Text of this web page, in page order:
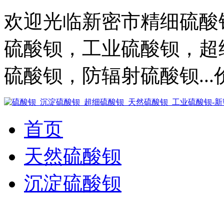
欢迎光临新密市精细硫
硫酸钡，工业硫酸钡，
硫酸钡，防辐射硫酸钡...
首页
天然硫酸钡
沉淀硫酸钡